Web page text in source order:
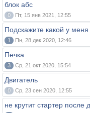
блок абс
0 Пт, 15 янв 2021, 12:55
Подскажите какой у меня
1 Пн, 28 дек 2020, 12:46
Печка
3 Ср, 21 окт 2020, 15:54
Двигатель
0 Ср, 23 сен 2020, 12:55
не крутит стартер после